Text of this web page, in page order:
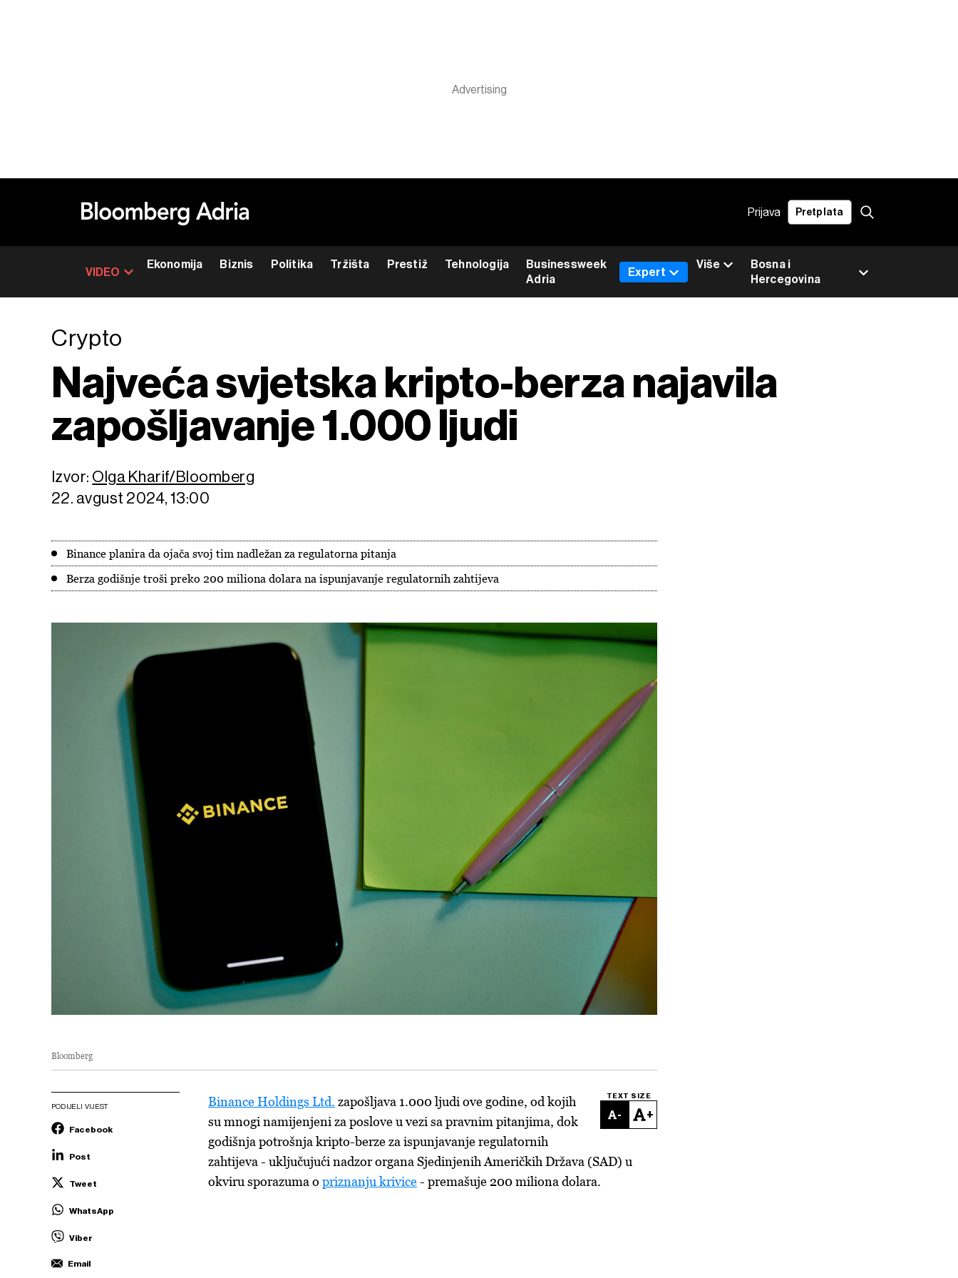
Prijava Pretplata
VIDEO
Ekonomija Biznis Politika Tržišta Prestiž Tehnologija
Businessweek
Adria
Bosna i
Hercegovina
Expert
Više
Crypto
Najveća svjetska kripto-berza najavila
zapošljavanje 1.000 ljudi
Izvor: Olga Kharif/Bloomberg
22. avgust 2024, 13:00
Binance planira da ojača svoj tim nadležan za regulatorna pitanja
Berza godišnje troši preko 200 miliona dolara na ispunjavanje regulatornih zahtijeva
Bloomberg
PODIJELI VIJEST
Facebook
Post
Tweet
WhatsApp
Viber
Email
TEXT SIZE
- +
Binance Holdings Ltd. zapošljava 1.000 ljudi ove godine, od kojih
su mnogi namijenjeni za poslove u vezi sa pravnim pitanjima, dok
godišnja potrošnja kripto-berze za ispunjavanje regulatornih
zahtijeva - uključujući nadzor organa Sjedinjenih Američkih Država (SAD) u
okviru sporazuma o priznanju krivice- premašuje 200 miliona dolara.